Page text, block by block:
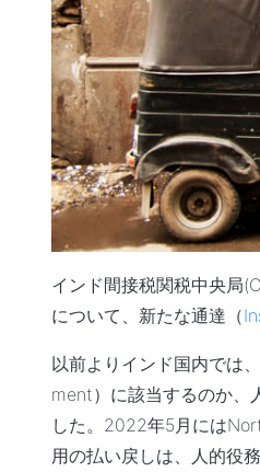
インド間接税関税中央局
について、新たな通達（
以前よりインド国内では
ment）に該当するのか、
した。2022年5月には
用の払い戻しは、人的役